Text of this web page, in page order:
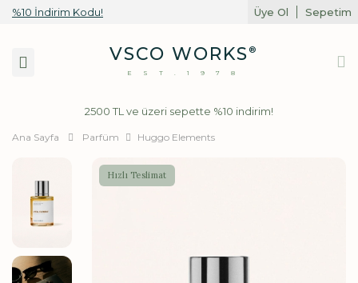
%10 İndirim Kodu! Üye Ol Sepetim
navigation
VSCO WORKS ®
EST.1978
2500 TL ve üzeri sepette %10 indirim!
Ana Sayfa Parfüm Huggo Elements
Hızlı Teslimat